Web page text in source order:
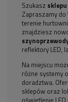
Szukasz
Zapraszamy do
terenie
znajdziesz
reflektory LED,
Na miejscu
różne systemy
doradztwa.
sklepów oraz